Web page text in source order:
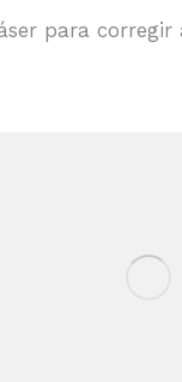
para